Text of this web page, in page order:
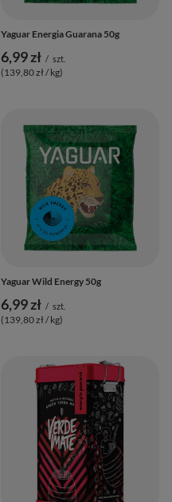
Yaguar Energia Guarana 50g
6,99 zł / szt.
(139,80 zł / kg)
Yaguar Wild Energy 50g
6,99 zł / szt.
(139,80 zł / kg)